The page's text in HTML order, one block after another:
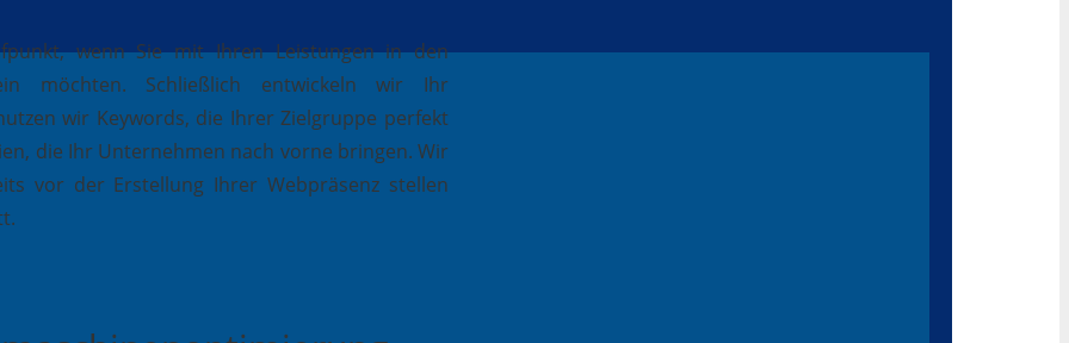
wenn Sie mit Ihren Leistungen in den
möchten. Schließlich entwickeln wir Ihr
wir Keywords, die Ihrer Zielgruppe perfekt
die Ihr Unternehmen nach vorne bringen. Wir
vor der Erstellung Ihrer Webpräsenz stellen